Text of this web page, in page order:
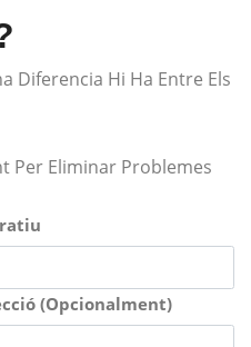
Diferencia Hi Ha Entre Els
Per Eliminar Problemes
(Opcionalment)